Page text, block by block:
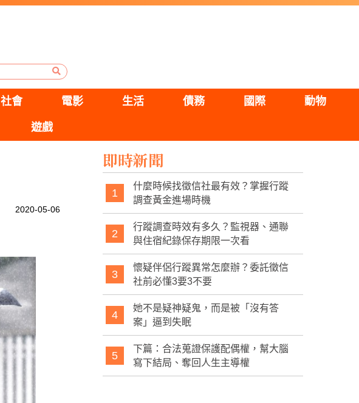
社會 電影 生活 債務 國際 動物
遊戲
2020-05-06
即時新聞
1
什麼時候找徵信社最有效？掌握行蹤
調查黃金進場時機
2
行蹤調查時效有多久？監視器、通聯
與住宿紀錄保存期限一次看
3
懷疑伴侶行蹤異常怎麼辦？委託徵信
社前必懂3要3不要
4
她不是疑神疑鬼，而是被「沒有答
案」逼到失眠
5
下篇：合法蒐證保護配偶權，幫大腦
寫下結局、奪回人生主導權